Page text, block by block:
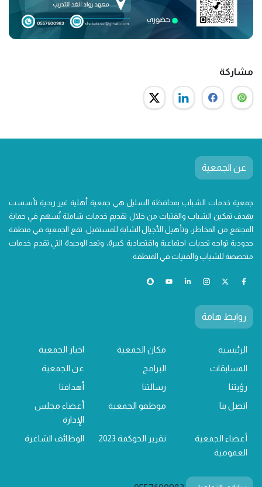
مشاركة
عن الجمعية
جمعية خدمات الشباب بمحافظة السليل هي جمعية أهلية غير ربحية تأسست
بهدف تمكين الشباب والفتيات من خلال تقديم خدمات شاملة تُسهم في حماية
المجتمع من المخاطر، وتأهيل الأجيال الشابة للمستقبل. تقع الجمعية في منطقة
حدودية تواجه تحديات اجتماعية واقتصادية كبيرة، وتعد الوحيدة التي تقدم خدمات
متخصصة للشباب والفتيات في المنطقة.
روابط هامة
الرئيسيه مكان الجمعية
اخبار الجمعية
المسابقات
البرامج
عن الجمعية
رؤيتنا
رسالتنا
أهدافنا
اتصل بنا
موظفو الجمعية
أعضاء مجلس
الإدارة
أعضاء الجمعية
العمومية
تقرير الحوكمة 2023 الوظائف الشاغرة